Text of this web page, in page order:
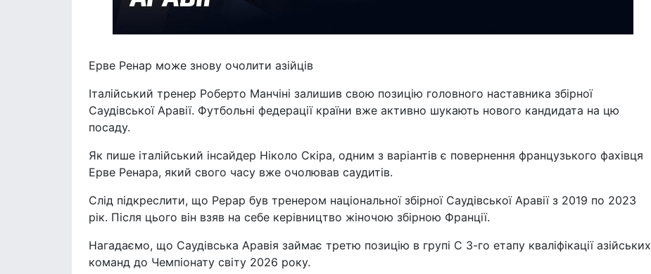
Ерве Ренар може знову очолити азійців
Італійський тренер Роберто Манчіні залишив свою позицію головного наставника збірної
Саудівської Аравії. Футбольні федерації країни вже активно шукають нового кандидата на цю
посаду.
Як пише італійський інсайдер Ніколо Скіра, одним з варіантів є повернення французького фахівця
Ерве Ренара, який свого часу вже очолював саудитів.
Слід підкреслити, що Рерар був тренером національної збірної Саудівської Аравії з 2019 по 2023
рік. Після цього він взяв на себе керівництво жіночою збірною Франції.
Нагадаємо, що Саудівська Аравія займає третю позицію в групі С 3-го етапу кваліфікації азійських
команд до Чемпіонату світу 2026 року.